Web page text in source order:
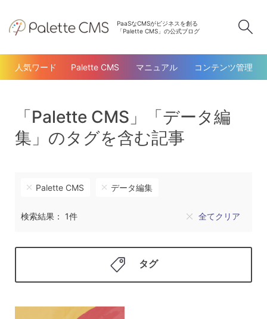
PaaSなCMSがビジネスを創る
「Palette CMS」の公式ブログ
人気ワード Palette CMS マニュアル コンテンツ管理
「Palette CMS」「データ編
集」のタグを含む記事
Palette CMS データ編集
検索結果： 1件 全てクリア
タグ